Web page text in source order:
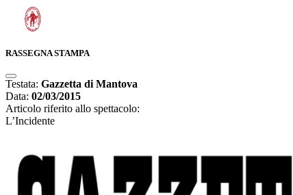
RASSEGNA STAMPA
Testata: Gazzetta di Mantova
Data: 02/03/2015
Articolo riferito allo spettacolo:
L’Incidente